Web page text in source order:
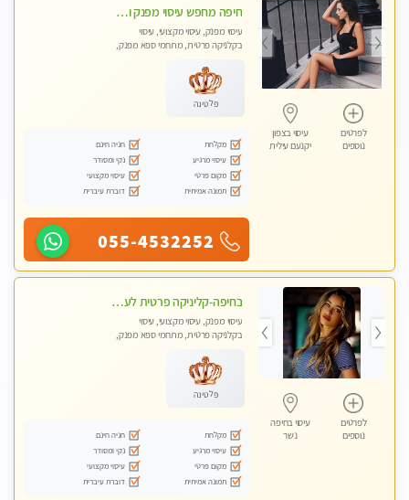
לפרטים
נוספים
עיסוי בצפון
יקנעם עילית
חיפה מחפש עיסוי מפנק ומרגיע ?
עיסוי מפנק, עיסוי מקצועי, עיסוי
בקלניקה פרטית, מתחמי ספא מפנק,
פלטינה
מקלחת
חניה חינם
עיסוי מרגיע
נקי ומסודר
מקום פרטי
עיסוי מקצועי
תמונה אמיתית
דוברת עיברית
055-4532252
לפרטים
נוספים
עיסוי בחיפה
נשר
בחיפה-קליניקה פרטית לעיסוי מקצועי ואלטרנטיבי ברמה גבוהה VIP תתקשר ..... highly recommended..new in the city
עיסוי מפנק, עיסוי מקצועי, עיסוי
בקלניקה פרטית, מתחמי ספא מפנק,
פלטינה
מקלחת
חניה חינם
עיסוי מרגיע
נקי ומסודר
מקום פרטי
עיסוי מקצועי
תמונה אמיתית
דוברת עיברית